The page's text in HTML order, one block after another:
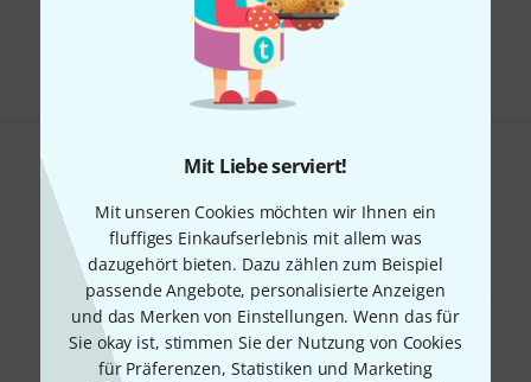
Mit Liebe serviert!
Mit unseren Cookies möchten wir Ihnen ein
fluffiges Einkaufserlebnis mit allem was
dazugehört bieten. Dazu zählen zum Beispiel
passende Angebote, personalisierte Anzeigen
und das Merken von Einstellungen. Wenn das für
Sie okay ist, stimmen Sie der Nutzung von Cookies
für Präferenzen, Statistiken und Marketing
Kostenloser Versand ab 29 €
Alle Preise inkl. MwSt.
Gefällt Ihnen, was Sie sehen?
Teilen Hilfe & Feedback